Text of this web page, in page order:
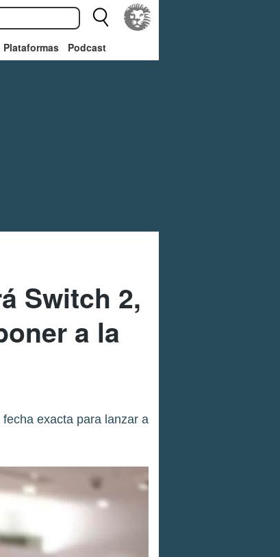
Plataformas Podcast
Switch 2,
a la
exacta para lanzar a